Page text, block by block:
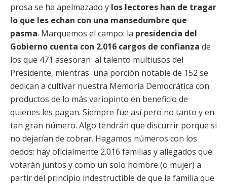
prosa se ha apelmazado y los lectores han de tragar
lo que les echan con una mansedumbre que
pasma. Marquemos el campo: la presidencia del
Gobierno cuenta con 2.016 cargos de confianza de
los que 471 asesoran al talento multiusos del
Presidente, mientras una porción notable de 152 se
dedican a cultivar nuestra Memoria Democrática con
productos de lo más variopinto en beneficio de
quienes les pagan. Siempre fue así pero no tanto y en
tan gran número. Algo tendrán que discurrir porque si
no dejarían de cobrar. Hagamos números con los
dedos: hay oficialmente 2.016 familias y allegados que
votarán juntos y como un solo hombre (o mujer) a
partir del principio indestructible de que la familia que